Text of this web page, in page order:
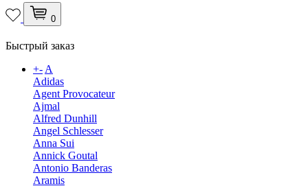
0
Быстрый заказ
+-A
Adidas
Agent Provocateur
Ajmal
Alfred Dunhill
Angel Schlesser
Anna Sui
Annick Goutal
Antonio Banderas
Aramis